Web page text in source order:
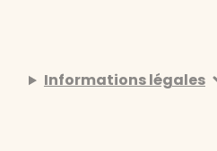
Informations légales